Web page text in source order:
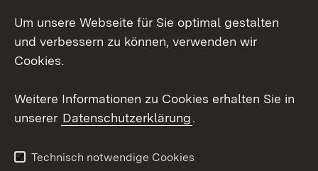
LinkedIn
Datenschutz
Barrierefreiheit
Um unsere Webseite für Sie optimal gestalten
und verbessern zu können, verwenden wir
Cookies.
Weitere Informationen zu Cookies erhalten Sie in
unserer Datenschutzerklärung.
Technisch notwendige Cookies